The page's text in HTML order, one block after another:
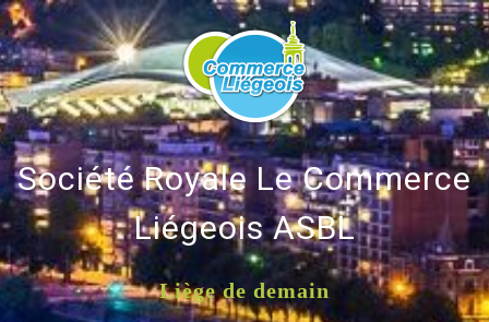
Société Royale Le Commerce
Liégeois ASBL
Liège de demain